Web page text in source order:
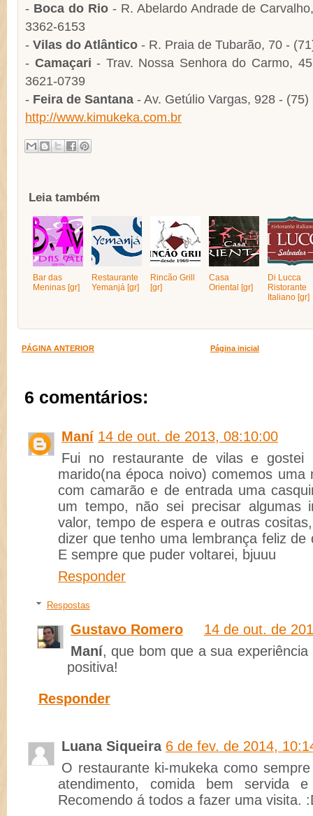
- Boca do Rio- R. Abelardo Andrade de
3362-6153
- Vilas do Atlântico - R. Praia de Tubarão, 70 -
- Camaçari- Trav. Nossa Senhora do Carmo,
3621-0739
- Feira de Santana - Av. Getúlio Vargas, 928 -
http://www.kimukeka.com.br
Leia também
Bar das
Meninas [gr]
Restaurante
Yemanjá [gr]
Rincão Grill
[gr]
Casa
Oriental [gr]
Di Lucca
Ristorante
Italiano [gr]
PÁGINA ANTERIOR Página inicial
6 comentários:
Maní 14 de out. de 2013, 08:10:00
Fui no restaurante de vilas e
marido(na época noivo) comemos uma
com camarão e de entrada uma
um tempo, não sei precisar algumas
valor, tempo de espera e outras
dizer que tenho uma lembrança feliz de
E sempre que puder voltarei, bjuuu
Responder
Respostas
Gustavo Romero
14 de out. de
Maní, que bom que a sua
positiva!
Responder
Luana Siqueira 6 de fev. de 2014,
O restaurante ki-mukeka como
atendimento, comida bem servida
Recomendo á todos a fazer uma visita.